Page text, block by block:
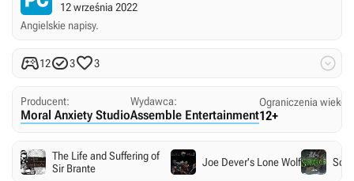
12 września 2022
Angielskie napisy.
1233 
Producent:
Moral Anxiety Studio
Wydawca:
Assemble Entertainment
Ograniczenia
12+
The Life and Suffering of
Sir Brante
Joe Dever's Lone Wolf